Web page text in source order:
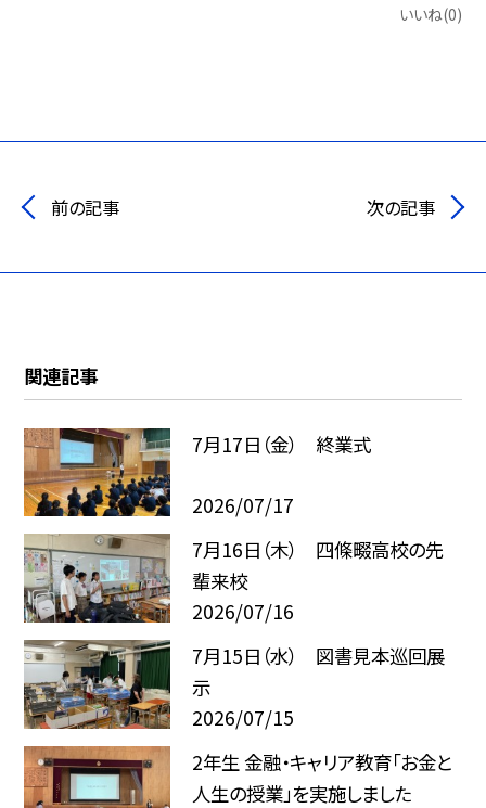
いいね(0)
前の記事 次の記事
関連記事
7月17日（金） 終業式
2026/07/17
7月16日（木） 四條畷高校の先
輩来校
2026/07/16
7月15日（水） 図書見本巡回展
示
2026/07/15
2年生 金融・キャリア教育「お金と
人生の授業」を実施しました